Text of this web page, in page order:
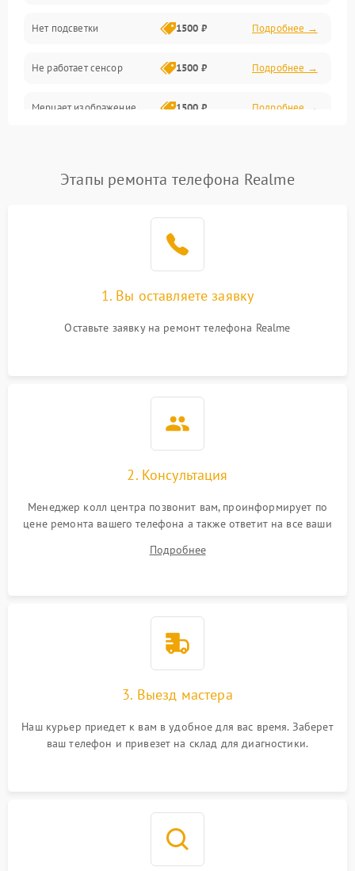
Проблемы с работой системы, корпусом и другие
Нет подсветки 1500 ₽ Подробнее →
Не работает сенсор 1500 ₽ Подробнее →
Мерцает изображение 1500 ₽ Подробнее →
Не работает Face ID 4000 ₽ Подробнее →
Этапы ремонта телефона Realme
1. Вы оставляете заявку
Оставьте заявку на ремонт телефона Realme
2. Консультация
Менеджер колл центра позвонит вам, проинформирует по
цене ремонта вашего телефона а также ответит на все ваши
Подробнее
3. Выезд мастера
Наш курьер приедет к вам в удобное для вас время. Заберет
ваш телефон и привезет на склад для диагностики.